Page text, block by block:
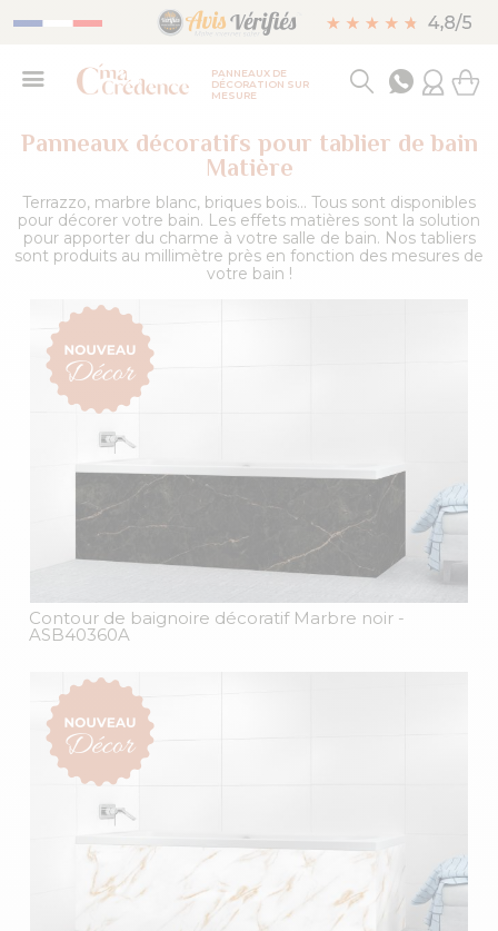
PANNEAUX DE
DÉCORATION SUR
MESURE
Panneaux décoratifs pour tablier de bain
Matière
Terrazzo, marbre blanc, briques bois... Tous sont disponibles
pour décorer votre bain. Les effets matières sont la solution
pour apporter du charme à votre salle de bain. Nos tabliers
sont produits au millimètre près en fonction des mesures de
votre bain !
Contour de baignoire décoratif Marbre noir -
ASB40360A